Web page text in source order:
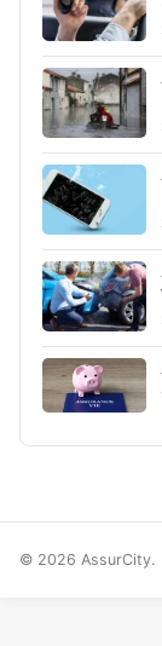
© 2026 AssurCity.